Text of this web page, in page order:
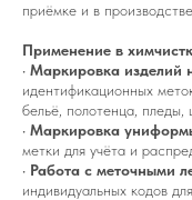
приёмке и в
Применение в
• Маркировка изделий
идентификационных
бельё, полотенца, пледы,
• Маркировка
метки для учёта и
• Работа с меточными
индивидуальных кодов